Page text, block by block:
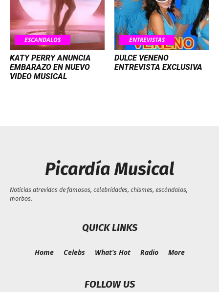
ESCANDALOS
KATY PERRY ANUNCIA
EMBARAZO EN NUEVO
VIDEO MUSICAL
ENTREVISTAS
DULCE VENENO
ENTREVISTA EXCLUSIVA
Picardía Musical
Noticias atrevidas de famosos, celebridades, chismes, escándalos,
morbos.
QUICK LINKS
Home Celebs What’s Hot Radio More
FOLLOW US